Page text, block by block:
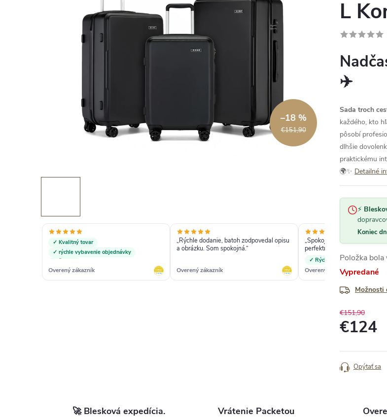
€151,90
–18 %
✓ Kvalitný tovar
✓ rýchle vybavenie objednávky
Overený zákazník
„Rýchle dodanie, batoh zodpovedal opisu
a obrázku. Som spokojná.“
Overený zákazník
„Spokojná s nákupom, veci
perfektnom stave a aj kvalita
super.“
✓ Rýchle dodanie
Overený zákazník
L
✈️
Sada troch
každého, kto
pôsobí
dlhšie
praktickému
🌍✨ Detailné
⚡
Koniec
Položka
Vypredané
Možnosti
€151,90
€124
cena:
Opýtať sa
🚀 Blesková expedícia. Vrátenie Packetou